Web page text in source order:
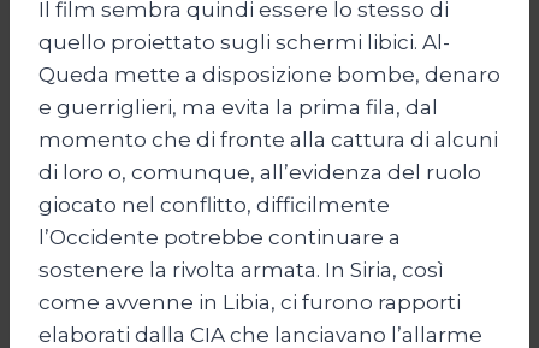
Il film sembra quindi essere lo stesso di
quello proiettato sugli schermi libici. Al-
Queda mette a disposizione bombe, denaro
e guerriglieri, ma evita la prima fila, dal
momento che di fronte alla cattura di alcuni
di loro o, comunque, all’evidenza del ruolo
giocato nel conflitto, difficilmente
l’Occidente potrebbe continuare a
sostenere la rivolta armata. In Siria, così
come avvenne in Libia, ci furono rapporti
elaborati dalla CIA che lanciavano l’allarme